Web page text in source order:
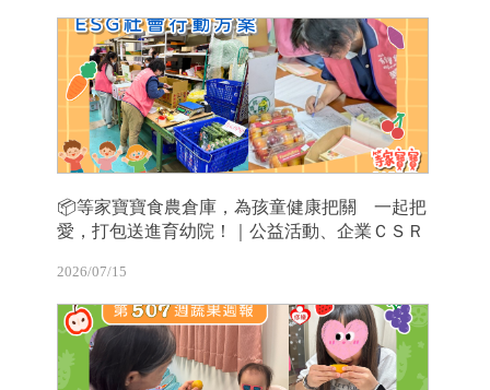
📦等家寶寶食農倉庫，為孩童健康把關 一起把
愛，打包送進育幼院！｜公益活動、企業ＣＳＲ
2026/07/15